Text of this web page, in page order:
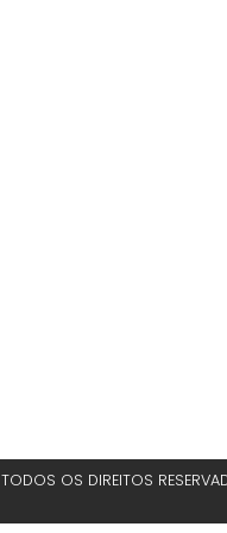
TODOS OS DIREITOS